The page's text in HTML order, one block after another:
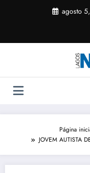
agosto
Página
JOVEM AUTISTA